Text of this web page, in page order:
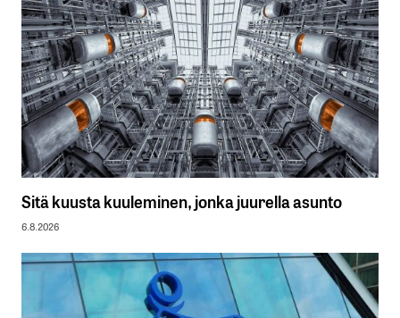
Sitä kuusta kuuleminen, jonka juurella asunto
6.8.2026